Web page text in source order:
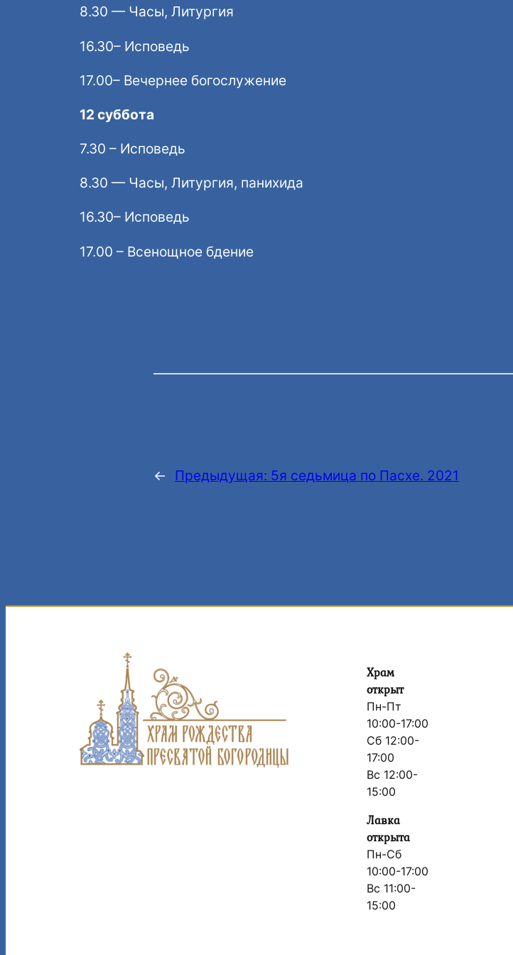
8.30 — Часы, Литургия
16.30– Исповедь
17.00– Вечернее богослужение
12 суббота
7.30 – Исповедь
8.30 — Часы, Литургия, панихида
16.30– Исповедь
17.00 – Всенощное бдение
← Предыдущая: 5я седьмица по Пасхе. 2021
Храм
открыт
Пн-Пт
10:00-17:00
Сб 12:00-
17:00
Вс 12:00-
15:00
Лавка
открыта
Пн-Сб
10:00-17:00
Вс 11:00-
15:00